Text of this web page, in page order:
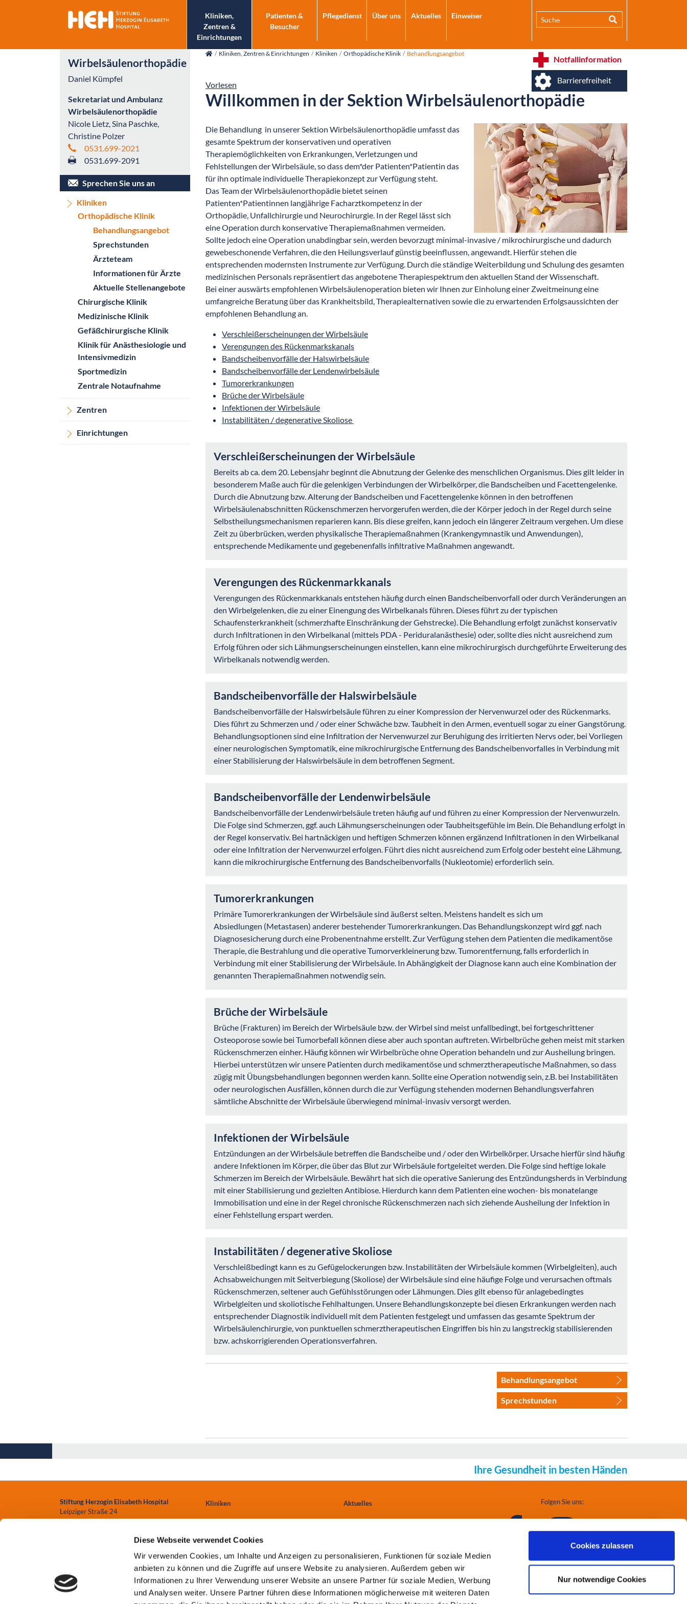
Diese Webseite verwendet Cookies
Wir verwenden Cookies, um Inhalte und Anzeigen zu personalisieren, Funktionen für soziale Medien
anbieten zu können und die Zugriffe auf unsere Website zu analysieren. Außerdem geben wir
Informationen zu Ihrer Verwendung unserer Website an unsere Partner für soziale Medien, Werbung
und Analysen weiter. Unsere Partner führen diese Informationen möglicherweise mit weiteren Daten
Cookies zulassen
Nur notwendige Cookies
Kliniken,
Zentren &
Einrichtungen
Patienten &
Besucher
Pflegedienst Über uns Aktuelles Einweiser
Notfallinformation
Barrierefreiheit
Wirbelsäulenorthopädie
Daniel Kümpfel
Sekretariat und Ambulanz
Wirbelsäulenorthopädie
Nicole Lietz, Sina Paschke,
Christine Polzer
0531.699-2021
0531.699-2091
Sprechen Sie uns an
Kliniken
Orthopädische Klinik
Behandlungsangebot
Sprechstunden
Ärzteteam
Informationen für Ärzte
Aktuelle Stellenangebote
Chirurgische Klinik
Medizinische Klinik
Gefäßchirurgische Klinik
Klinik für Anästhesiologie und
Intensivmedizin
Sportmedizin
Zentrale Notaufnahme
Zentren
Einrichtungen
Kliniken, Zentren & Einrichtungen Kliniken Orthopädische Klinik Behandlungsangebot
Vorlesen
Willkommen in der Sektion Wirbelsäulenorthopädie
Die Behandlung in unserer Sektion Wirbelsäulenorthopädie umfasst das
gesamte Spektrum der konservativen und operativen
Therapiemöglichkeiten von Erkrankungen, Verletzungen und
Fehlstellungen der Wirbelsäule, so dass dem*der Patienten*Patientin das
für ihn optimale individuelle Therapiekonzept zur Verfügung steht.
Das Team der Wirbelsäulenorthopädie bietet seinen
Patienten*Patientinnen langjährige Facharztkompetenz in der
Orthopädie, Unfallchirurgie und Neurochirurgie. In der Regel lässt sich
eine Operation durch konservative Therapiemaßnahmen vermeiden.
Sollte jedoch eine Operation unabdingbar sein, werden bevorzugt minimal-invasive / mikrochirurgische und dadurch
gewebeschonende Verfahren, die den Heilungsverlauf günstig beeinflussen, angewandt. Hierfür stehen die
entsprechenden modernsten Instrumente zur Verfügung. Durch die ständige Weiterbildung und Schulung des gesamten
medizinischen Personals repräsentiert das angebotene Therapiespektrum den aktuellen Stand der Wissenschaft.
Bei einer auswärts empfohlenen Wirbelsäulenoperation bieten wir Ihnen zur Einholung einer Zweitmeinung eine
umfangreiche Beratung über das Krankheitsbild, Therapiealternativen sowie die zu erwartenden Erfolgsaussichten der
empfohlenen Behandlung an.
Verschleißerscheinungen der Wirbelsäule
Verengungen des Rückenmarkskanals
Bandscheibenvorfälle der Halswirbelsäule
Bandscheibenvorfälle der Lendenwirbelsäule
Tumorerkrankungen
Brüche der Wirbelsäule
Infektionen der Wirbelsäule
Instabilitäten / degenerative Skoliose
Verschleißerscheinungen der Wirbelsäule
Bereits ab ca. dem 20. Lebensjahr beginnt die Abnutzung der Gelenke des menschlichen Organismus. Dies gilt leider in
besonderem Maße auch für die gelenkigen Verbindungen der Wirbelkörper, die Bandscheiben und Facettengelenke.
Durch die Abnutzung bzw. Alterung der Bandscheiben und Facettengelenke können in den betroffenen
Wirbelsäulenabschnitten Rückenschmerzen hervorgerufen werden, die der Körper jedoch in der Regel durch seine
Selbstheilungsmechanismen reparieren kann. Bis diese greifen, kann jedoch ein längerer Zeitraum vergehen. Um diese
Zeit zu überbrücken, werden physikalische Therapiemaßnahmen (Krankengymnastik und Anwendungen),
entsprechende Medikamente und gegebenenfalls infiltrative Maßnahmen angewandt.
Verengungen des Rückenmarkkanals
Verengungen des Rückenmarkkanals entstehen häufig durch einen Bandscheibenvorfall oder durch Veränderungen an
den Wirbelgelenken, die zu einer Einengung des Wirbelkanals führen. Dieses führt zu der typischen
Schaufensterkrankheit (schmerzhafte Einschränkung der Gehstrecke). Die Behandlung erfolgt zunächst konservativ
durch Infiltrationen in den Wirbelkanal (mittels PDA - Periduralanästhesie) oder, sollte dies nicht ausreichend zum
Erfolg führen oder sich Lähmungserscheinungen einstellen, kann eine mikrochirurgisch durchgeführte Erweiterung des
Wirbelkanals notwendig werden.
Bandscheibenvorfälle der Halswirbelsäule
Bandscheibenvorfälle der Halswirbelsäule führen zu einer Kompression der Nervenwurzel oder des Rückenmarks.
Dies führt zu Schmerzen und / oder einer Schwäche bzw. Taubheit in den Armen, eventuell sogar zu einer Gangstörung.
Behandlungsoptionen sind eine Infiltration der Nervenwurzel zur Beruhigung des irritierten Nervs oder, bei Vorliegen
einer neurologischen Symptomatik, eine mikrochirurgische Entfernung des Bandscheibenvorfalles in Verbindung mit
einer Stabilisierung der Halswirbelsäule in dem betroffenen Segment.
Bandscheibenvorfälle der Lendenwirbelsäule
Bandscheibenvorfälle der Lendenwirbelsäule treten häufig auf und führen zu einer Kompression der Nervenwurzeln.
Die Folge sind Schmerzen, ggf. auch Lähmungserscheinungen oder Taubheitsgefühle im Bein. Die Behandlung erfolgt in
der Regel konservativ. Bei hartnäckigen und heftigen Schmerzen können ergänzend Infiltrationen in den Wirbelkanal
oder eine Infiltration der Nervenwurzel erfolgen. Führt dies nicht ausreichend zum Erfolg oder besteht eine Lähmung,
kann die mikrochirurgische Entfernung des Bandscheibenvorfalls (Nukleotomie) erforderlich sein.
Tumorerkrankungen
Primäre Tumorerkrankungen der Wirbelsäule sind äußerst selten. Meistens handelt es sich um
Absiedlungen (Metastasen) anderer bestehender Tumorerkrankungen. Das Behandlungskonzept wird ggf. nach
Diagnosesicherung durch eine Probenentnahme erstellt. Zur Verfügung stehen dem Patienten die medikamentöse
Therapie, die Bestrahlung und die operative Tumorverkleinerung bzw. Tumorentfernung, falls erforderlich in
Verbindung mit einer Stabilisierung der Wirbelsäule. In Abhängigkeit der Diagnose kann auch eine Kombination der
genannten Therapiemaßnahmen notwendig sein.
Brüche der Wirbelsäule
Brüche (Frakturen) im Bereich der Wirbelsäule bzw. der Wirbel sind meist unfallbedingt, bei fortgeschrittener
Osteoporose sowie bei Tumorbefall können diese aber auch spontan auftreten. Wirbelbrüche gehen meist mit starken
Rückenschmerzen einher. Häufig können wir Wirbelbrüche ohne Operation behandeln und zur Ausheilung bringen.
Hierbei unterstützen wir unsere Patienten durch medikamentöse und schmerztherapeutische Maßnahmen, so dass
zügig mit Übungsbehandlungen begonnen werden kann. Sollte eine Operation notwendig sein, z.B. bei Instabilitäten
oder neurologischen Ausfällen, können durch die zur Verfügung stehenden modernen Behandlungsverfahren
sämtliche Abschnitte der Wirbelsäule überwiegend minimal-invasiv versorgt werden.
Infektionen der Wirbelsäule
Entzündungen an der Wirbelsäule betreffen die Bandscheibe und / oder den Wirbelkörper. Ursache hierfür sind häufig
andere Infektionen im Körper, die über das Blut zur Wirbelsäule fortgeleitet werden. Die Folge sind heftige lokale
Schmerzen im Bereich der Wirbelsäule. Bewährt hat sich die operative Sanierung des Entzündungsherds in Verbindung
mit einer Stabilisierung und gezielten Antibiose. Hierdurch kann dem Patienten eine wochen- bis monatelange
Immobilisation und eine in der Regel chronische Rückenschmerzen nach sich ziehende Ausheilung der Infektion in
einer Fehlstellung erspart werden.
Instabilitäten / degenerative Skoliose
Verschleißbedingt kann es zu Gefügelockerungen bzw. Instabilitäten der Wirbelsäule kommen (Wirbelgleiten), auch
Achsabweichungen mit Seitverbiegung (Skoliose) der Wirbelsäule sind eine häufige Folge und verursachen oftmals
Rückenschmerzen, seltener auch Gefühlsstörungen oder Lähmungen. Dies gilt ebenso für anlagebedingtes
Wirbelgleiten und skoliotische Fehlhaltungen. Unsere Behandlungskonzepte bei diesen Erkrankungen werden nach
entsprechender Diagnostik individuell mit dem Patienten festgelegt und umfassen das gesamte Spektrum der
Wirbelsäulenchirurgie, von punktuellen schmerztherapeutischen Eingriffen bis hin zu langstreckig stabilisierenden
bzw. achskorrigierenden Operationsverfahren.
Behandlungsangebot
Sprechstunden
Ihre Gesundheit in besten Händen
Stiftung Herzogin Elisabeth Hospital
Leipziger Straße 24
38124 Braunschweig
Kliniken Aktuelles
Einrichtungen Anfahrt
Pflege Kontakt
Folgen Sie uns: